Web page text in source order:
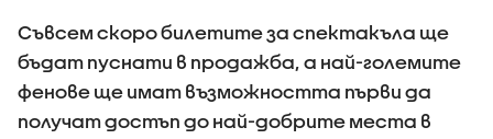
Съвсем скоро билетите за спектакъла ще
бъдат пуснати в продажба, а най-големите
фенове ще имат възможността първи да
получат достъп до най-добрите места в